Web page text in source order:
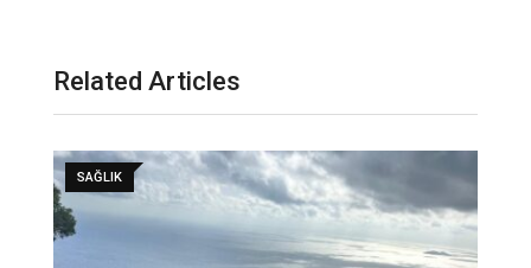
Related Articles
SAĞLIK